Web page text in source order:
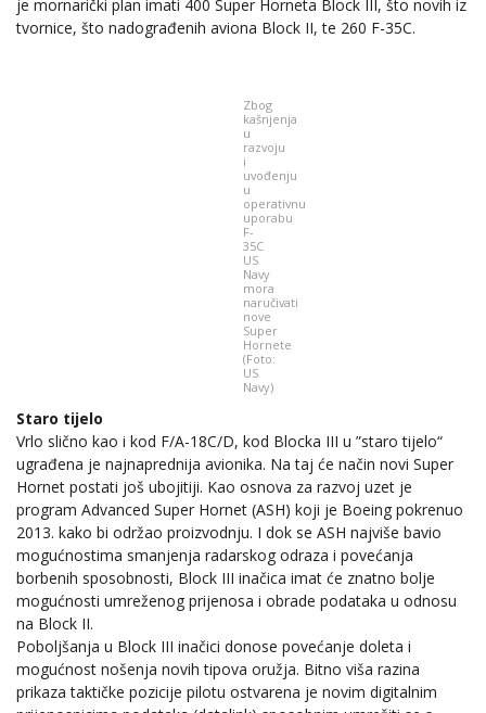
je mornarički plan imati 400 Super Horneta Block III, što novih iz
tvornice, što nadograđenih aviona Block II, te 260 F-35C.
Zbog
kašnjenja
u
razvoju
i
uvođenju
u
operativnu
uporabu
F-
35C
US
Navy
mora
naručivati
nove
Super
Hornete
(Foto:
US
Navy)
Staro tijelo
Vrlo slično kao i kod F/A-18C/D, kod Blocka III u ”staro tijelo“
ugrađena je najnaprednija avionika. Na taj će način novi Super
Hornet postati još ubojitiji. Kao osnova za razvoj uzet je
program Advanced Super Hornet (ASH) koji je Boeing pokrenuo
2013. kako bi održao proizvodnju. I dok se ASH najviše bavio
mogućnostima smanjenja radarskog odraza i povećanja
borbenih sposobnosti, Block III inačica imat će znatno bolje
mogućnosti umreženog prijenosa i obrade podataka u odnosu
na Block II.
Poboljšanja u Block III inačici donose povećanje doleta i
mogućnost nošenja novih tipova oružja. Bitno viša razina
prikaza taktičke pozicije pilotu ostvarena je novim digitalnim